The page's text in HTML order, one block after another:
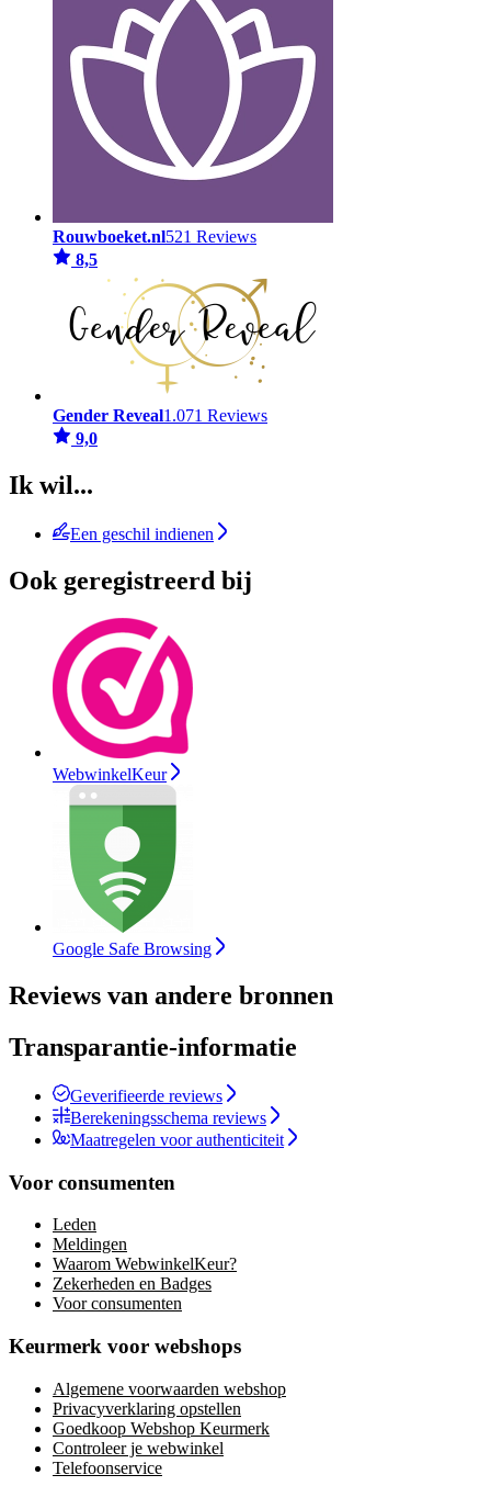
Rouwboeket.nl521 Reviews
8,5
Gender Reveal1.071 Reviews
9,0
Ik wil...
Een geschil indienen
Ook geregistreerd bij
WebwinkelKeur
Google Safe Browsing
Reviews van andere bronnen
Transparantie-informatie
Geverifieerde reviews
Berekeningsschema reviews
Maatregelen voor authenticiteit
Voor consumenten
Leden
Meldingen
Waarom WebwinkelKeur?
Zekerheden en Badges
Voor consumenten
Keurmerk voor webshops
Algemene voorwaarden webshop
Privacyverklaring opstellen
Goedkoop Webshop Keurmerk
Controleer je webwinkel
Telefoonservice